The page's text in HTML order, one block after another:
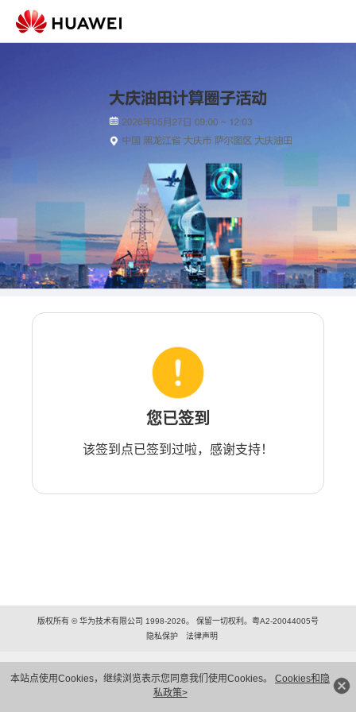
本站点使用Cookies，继续浏览表示您同意我们使用Cookies。 Cookies和隐
私政策>
您已签到
该签到点已签到过啦，感谢支持！
版权所有 © 华为技术有限公司 1998-2026。 保留一切权利。粤A2-20044005号
隐私保护
法律声明